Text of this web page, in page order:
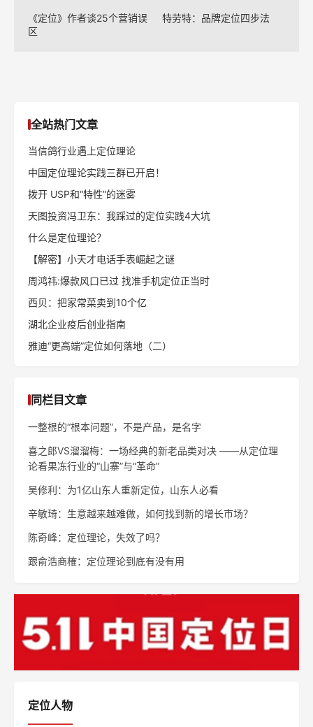
《定位》作者谈25个营销误
区
特劳特：品牌定位四步法
全站热门文章
当信鸽行业遇上定位理论
中国定位理论实践三群已开启！
拨开 USP和“特性”的迷雾
天图投资冯卫东：我踩过的定位实践4大坑
什么是定位理论？
【解密】小天才电话手表崛起之谜
周鸿祎:爆款风口已过 找准手机定位正当时
西贝：把家常菜卖到10个亿
湖北企业疫后创业指南
雅迪“更高端”定位如何落地（二）
同栏目文章
一整根的“根本问题”，不是产品，是名字
喜之郎VS溜溜梅：一场经典的新老品类对决 ——从定位理
论看果冻行业的“山寨”与“革命”
吴修利：为1亿山东人重新定位，山东人必看
辛敏琦：生意越来越难做，如何找到新的增长市场？
陈奇峰：定位理论，失效了吗？
跟俞浩商榷：定位理论到底有没有用
定位人物